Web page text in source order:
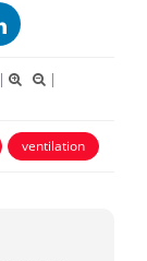
|
|
ventilation